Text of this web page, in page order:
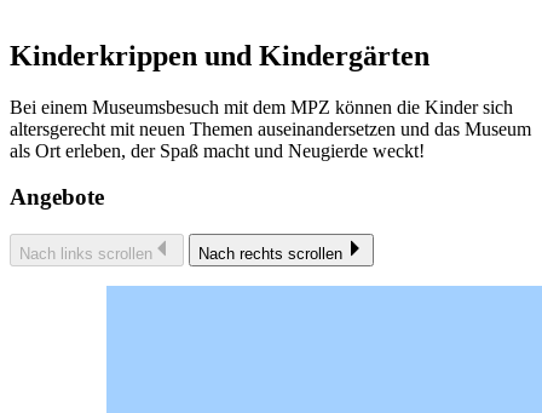
Kinderkrippen und Kindergärten
Bei einem Museumsbesuch mit dem MPZ können die Kinder sich
altersgerecht mit neuen Themen auseinandersetzen und das Museum
als Ort erleben, der Spaß macht und Neugierde weckt!
Angebote
Nach links scrollen Nach rechts scrollen